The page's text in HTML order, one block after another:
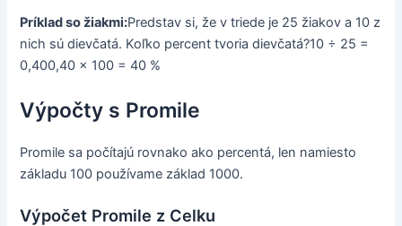
Príklad so žiakmi:Predstav si, že v triede je 25 žiakov a 10 z
nich sú dievčatá. Koľko percent tvoria dievčatá?10 ÷ 25 =
0,400,40 × 100 = 40 %
Výpočty s Promile
Promile sa počítajú rovnako ako percentá, len namiesto
základu 100 používame základ 1000.
Výpočet Promile z Celku